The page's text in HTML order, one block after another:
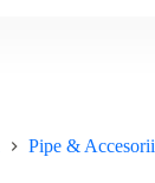
Pipe & Accesorii